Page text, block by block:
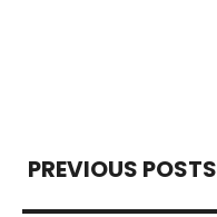
PREVIOUS POSTS